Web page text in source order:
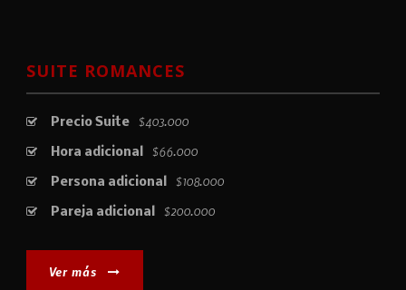
SUITE ROMANCES
Precio Suite $403.000
Hora adicional $66.000
Persona adicional $108.000
Pareja adicional $200.000
Ver más